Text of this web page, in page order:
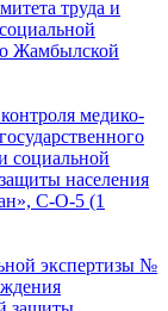
труда и
Жамбылской
медико-
социальной
населения
C-O-5 (1
экспертизы №